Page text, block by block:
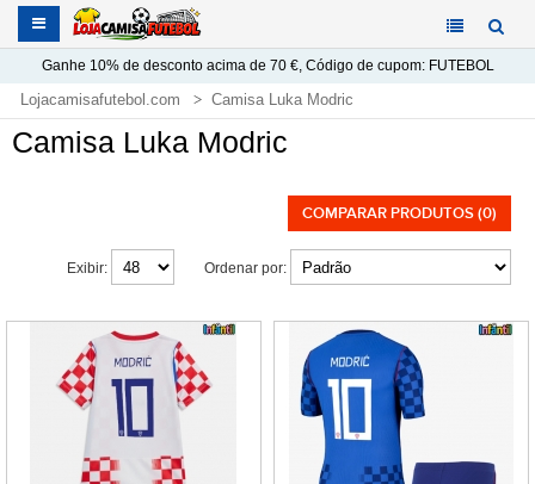
Ganhe 10%de desconto acima de 70 €, Código de cupom: FUTEBOL
Lojacamisafutebol.com Camisa Luka Modric
Camisa Luka Modric
COMPARAR PRODUTOS (0)
Ordenar por:
Exibir: